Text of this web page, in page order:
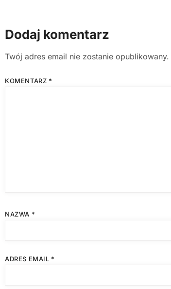
Dodaj komentarz
Twój adres email nie zostanie opublikowany.
KOMENTARZ *
NAZWA *
ADRES EMAIL *